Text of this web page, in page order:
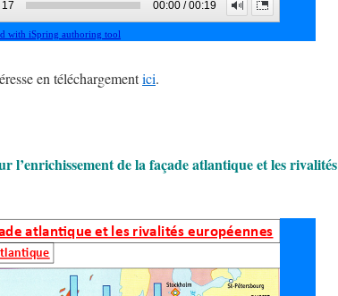
en téléchargementici.
l’enrichissement de la façade atlantique et les rivalités